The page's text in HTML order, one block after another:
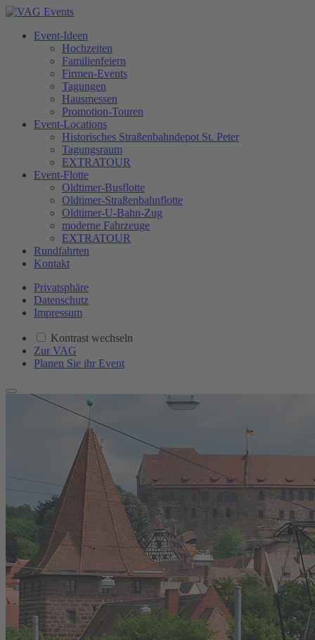
Event-Ideen
Hochzeiten
Familienfeiern
Firmen-Events
Tagungen
Hausmessen
Promotion-Touren
Event-Locations
Historisches Straßenbahndepot St. Peter
Tagungsraum
EXTRATOUR
Event-Flotte
Oldtimer-Busflotte
Oldtimer-Straßenbahnflotte
Oldtimer-U-Bahn-Zug
moderne Fahrzeuge
EXTRATOUR
Rundfahrten
Kontakt
Privatsphäre
Datenschutz
Impressum
Kontrast wechseln
Zur VAG
Planen Sie ihr Event